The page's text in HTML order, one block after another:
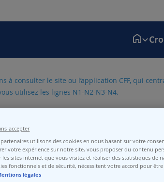
consulter le site ou l’application CFF, qui
utilisez les lignes N1-N2-N3-N4.
utilisons des cookies en nous basant sur votre
votre expérience sur notre site, vous proposer du contenu
les sites internet que vous visitez et réaliser des statistiques de
fonctionnels et de sécurité, nécessitent votre accord pour être
légales
accepter